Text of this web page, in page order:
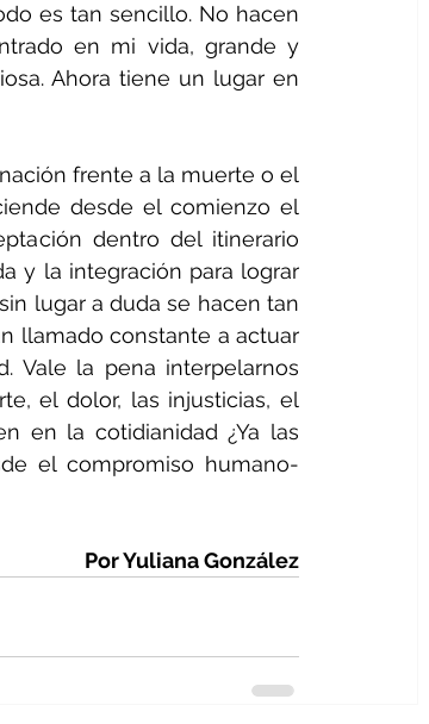
es tan sencillo. No hacen
en mi vida, grande y
Ahora tiene un lugar en
frente a la muerte o el
desde el comienzo el
dentro del itinerario
y la integración para lograr
lugar a duda se hacen tan
llamado constante a actuar
Vale la pena interpelarnos
el dolor, las injusticias, el
en la cotidianidad ¿Ya las
el compromiso humano-
Por Yuliana González